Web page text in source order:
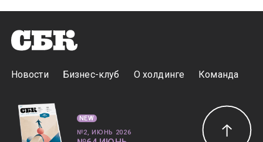
Новости Бизнес-клуб О холдинге Команда
NEW
№2, ИЮНЬ 2026